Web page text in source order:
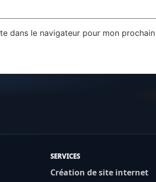
dans le navigateur pour mon
SERVICES
Création de site internet